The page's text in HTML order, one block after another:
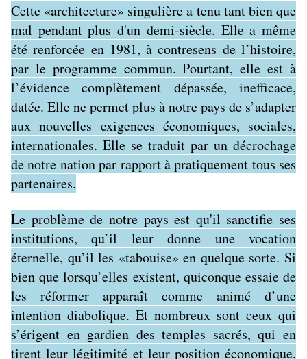
Cette «architecture» singulière a tenu tant bien que
mal pendant plus d'un demi-siècle. Elle a même
été renforcée en 1981, à contresens de l’histoire,
par le programme commun. Pourtant, elle est à
l’évidence complètement dépassée, inefficace,
datée. Elle ne permet plus à notre pays de s’adapter
aux nouvelles exigences économiques, sociales,
internationales. Elle se traduit par un décrochage
de notre nation par rapport à pratiquement tous ses
partenaires.
Le problème de notre pays est qu'il sanctifie ses
institutions, qu’il leur donne une vocation
éternelle, qu’il les «tabouise» en quelque sorte. Si
bien que lorsqu’elles existent, quiconque essaie de
les réformer apparaît comme animé d’une
intention diabolique. Et nombreux sont ceux qui
s’érigent en gardien des temples sacrés, qui en
tirent leur légitimité et leur position économique,